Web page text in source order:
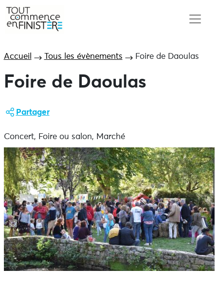
Accueil Tous les évènements Foire de Daoulas
Foire de Daoulas
Partager
Concert, Foire ou salon, Marché